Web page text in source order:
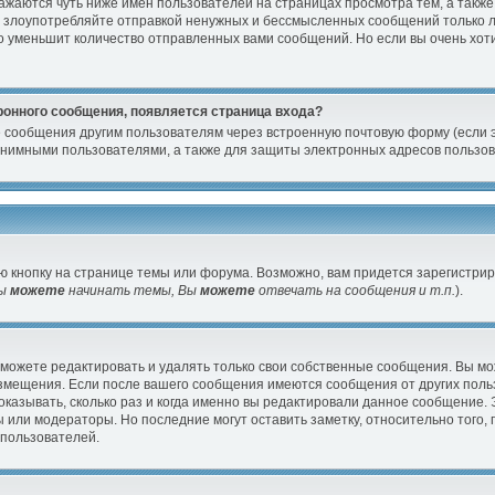
чуть ниже имен пользователей на страницах просмотра тем, а
отправкой ненужных и бессмысленных сообщений
количество отправленных вами сообщений. Но если вы очень
сообщения, появляется страница входа?
сообщения другим пользователям через встроенную почтовую форму
пользователями, а также для защиты электронных адресов
на странице темы или форума. Возможно, вам придется
можете начинать темы, Вы можете отвечать на сообщения и т.п.).
редактировать и удалять только свои собственные сообщения. Вы
Если после вашего сообщения имеются сообщения от других
сколько раз и когда именно вы редактировали данное
модераторы. Но последние могут оставить заметку, относительно